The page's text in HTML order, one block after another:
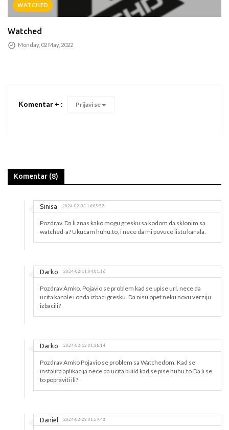
WATCHED
Watched
Monday, 02 May, 2022
Komentar + : Prijavi se
Komentar (8)
Sinisa 2024-02-03 16:05:52
Pozdrav. Da li znas kako mogu gresku sa kodom da sklonim sa
watched-a? Ukucam huhu.to, i nece da mi povuce listu kanala.
Darko 2024-02-11 04:01:16
Pozdrav Amko. Pojavio se problem kad se upise url, nece da
ucita kanale i onda izbaci gresku. Da nisu opet neku novu verziju
izbacili?
Darko 2024-02-12 01:38:14
Pozdrav Amko Pojavio se problem sa Watchedom. Kad se
instalira aplikacija nece da ucita build kad se pise huhu.to.Da li se
to popraviti ili?
Daniel 2024-02-23 01:59:43